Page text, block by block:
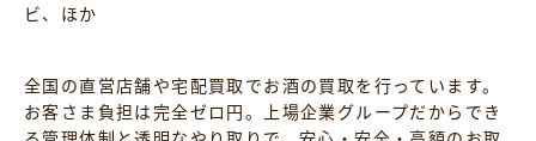
ビ、ほか
全国の直営店舗や宅配買取でお酒の買取を行っています。
お客さま負担は完全ゼロ円。上場企業グループだからでき